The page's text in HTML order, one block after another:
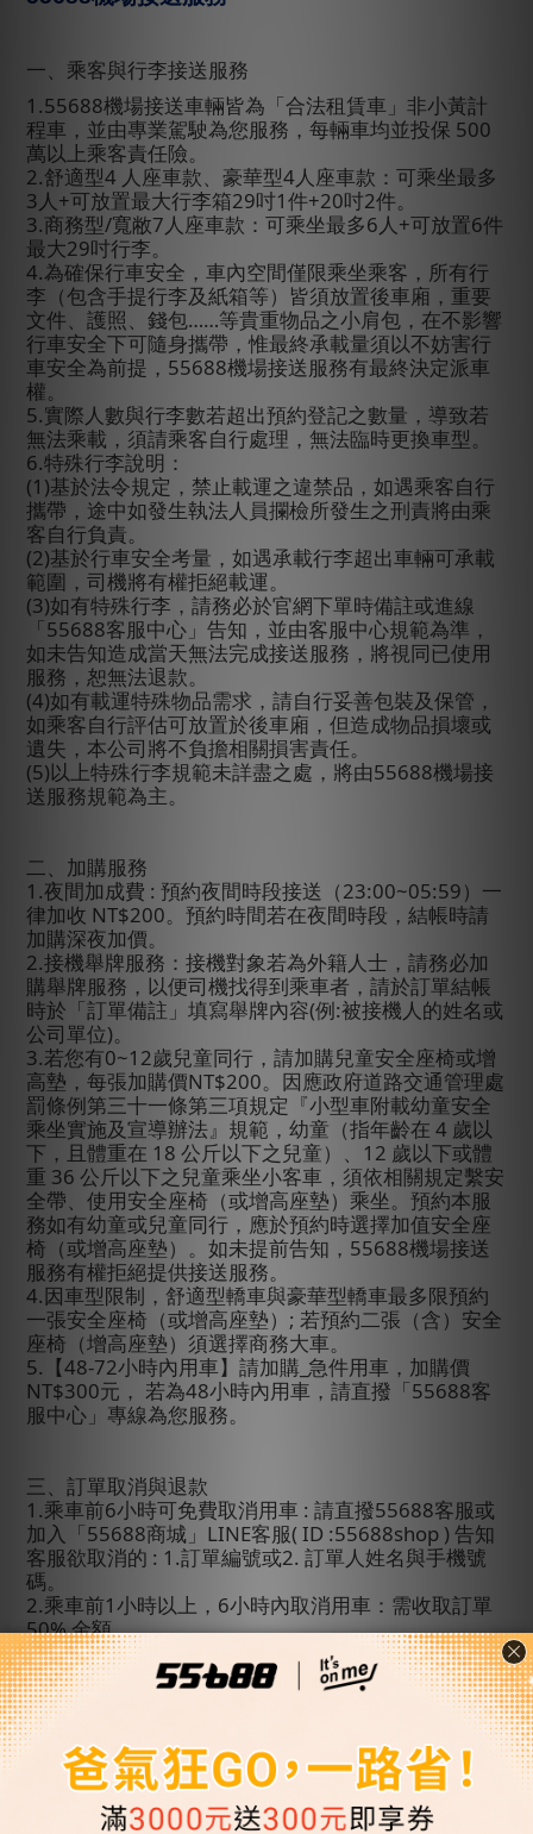
一、乘客與行李接送服務
1.55688機場接送車輛皆為「合法租賃車」非小黃計
程車，並由專業駕駛為您服務，每輛車均並投保 500
萬以上乘客責任險。
2.舒適型4 人座車款、豪華型4人座車款：可乘坐最多
3人+可放置最大行李箱29吋1件+20吋2件。
3.商務型/寬敝7人座車款：可乘坐最多6人+可放置6件
最大29吋行李。
4.為確保行車安全，車內空間僅限乘坐乘客，所有行
李（包含手提行李及紙箱等）皆須放置後車廂，重要
文件、護照、錢包……等貴重物品之小肩包，在不影響
行車安全下可隨身攜帶，惟最終承載量須以不妨害行
車安全為前提， 55688機場接送服務有最終決定派車
權。
5.實際人數與行李數若超出預約登記之數量，導致若
無法乘載，須請乘客自行處理，無法臨時更換車型。
6.特殊行李說明：
(1)基於法令規定，禁止載運之違禁品，如遇乘客自行
攜帶，途中如發生執法人員攔檢所發生之刑責將由乘
客自行負責。
(2)基於行車安全考量，如遇承載行李超出車輛可承載
範圍，司機將有權拒絕載運。
(3)如有特殊行李，請務必於官網下單時備註或進線
「55688客服中心」告知，並由客服中心規範為準，
如未告知造成當天無法完成接送服務，將視同已使用
服務，恕無法退款。
(4)如有載運特殊物品需求，請自行妥善包裝及保管，
如乘客自行評估可放置於後車廂，但造成物品損壞或
遺失，本公司將不負擔相關損害責任。
(5)以上特殊行李規範未詳盡之處，將由55688機場接
送服務規範為主。
二、加購服務
1.夜間加成費 : 預約夜間時段接送（23:00~05:59）一
律加收 NT$200。預約時間若在夜間時段，結帳時請
加購深夜加價。
2.接機舉牌服務：接機對象若為外籍人士，請務必加
購舉牌服務，以便司機找得到乘車者，請於訂單結帳
時於「訂單備註」填寫舉牌內容(例:被接機人的姓名或
公司單位)。
3.若您有0~12歲兒童同行，請加購兒童安全座椅或增
高墊，每張加購價NT$200。因應政府道路交通管理處
罰條例第三十一條第三項規定『小型車附載幼童安全
乘坐實施及宣導辦法』規範，幼童（指年齡在 4 歲以
下，且體重在 18 公斤以下之兒童）、 12 歲以下或體
重 36 公斤以下之兒童乘坐小客車，須依相關規定繫安
全帶、使用安全座椅（或增高座墊）乘坐。預約本服
務如有幼童或兒童同行，應於預約時選擇加值安全座
椅（或增高座墊）。如未提前告知， 55688機場接送
服務有權拒絕提供接送服務。
4.因車型限制，舒適型轎車與豪華型轎車最多限預約
一張安全座椅（或增高座墊） ; 若預約二張（含）安全
座椅（增高座墊）須選擇商務大車。
5. 【48-72小時內用車】請加購 急件用車，加購價
NT$300元 ， 若為48小時內用車 ，請直撥「55688客
服中心」專線為您服務。
三、訂單取消與退款
1.乘車前6小時可免費取消用車 : 請直撥55688客服或
加入「55688商城」 LINE客服( ID :55688shop ) 告知
客服欲取消的 : 1.訂單編號或2. 訂單人姓名與手機號
碼。
2.乘車前1小時以上， 6小時內取消用車：需收取訂單
50%金額。
3.已達用車時間但取消用車：視為已用車需收取訂單
100%金額。
4.接機免費等候時間：司機將等候
分鐘，若尚未出
關也無法聯絡到旅客，會視同自願放棄，恕不退費。
( 例：班機抵達時間12:00 ，司機至 13:30仍無法聯絡到
旅客，司機向客服回報後會直接離開機場。)
若您的班機延誤超過表訂抵達時間 4小時（含）
上，請主動聯繫客服中心。客服將盡力協助重新安